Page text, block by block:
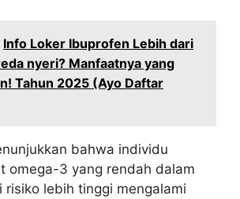
Info Loker Ibuprofen Lebih dari
nyeri? Manfaatnya yang
Tahun 2025 (Ayo Daftar
bahwa individu
omega-3 yang rendah dalam
risiko lebih tinggi mengalami